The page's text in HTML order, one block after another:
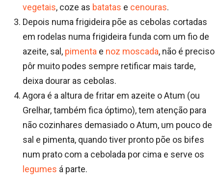
vegetais, coze as batatas e cenouras.
Depois numa frigideira põe as cebolas cortadas
em rodelas numa frigideira funda com um fio de
azeite, sal, pimenta e noz moscada, não é preciso
pôr muito podes sempre retificar mais tarde,
deixa dourar as cebolas.
Agora é a altura de fritar em azeite o Atum (ou
Grelhar, também fica óptimo), tem atenção para
não cozinhares demasiado o Atum, um pouco de
sal e pimenta, quando tiver pronto põe os bifes
num prato com a cebolada por cima e serve os
legumes á parte.